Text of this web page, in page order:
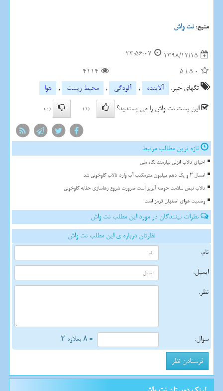
منبع:نت واش
1398/12/15
23:56:07
5.0
/
5
4114
تگهای خبر:
آلاینده , آلودگی , محیط زیست ,
هوا
این پست نت واش را می پسندید؟
(1)
(0)
تازه ترین مطالب مرتبط
احیای تالاب انزلی نیازمند نگاه ملی
امسال ۲ و یک دهم میلیون مترمکعب آب وارد تالاب گاوخونی شد
تالاب نبض سلامت حوضه آبریز است ضرورت شروع رهاسازی حقابه گاوخونی
وضعیت هوای اصفهان قرمز است
نظرات بینندگان در مورد این مطلب نت واش
نظرتان درباره ی این مطلب نت واش
نام:
ایمیل:
نظر:
سوال: = ۸ بعلاوه ۲